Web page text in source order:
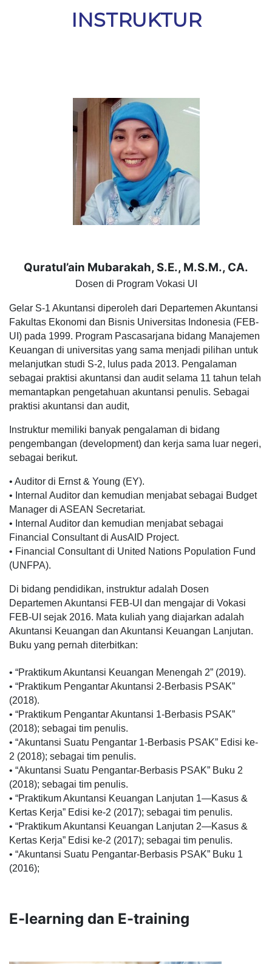
INSTRUKTUR
Quratul’ain Mubarakah, S.E., M.S.M., CA.
Dosen di Program Vokasi UI
Gelar S-1 Akuntansi diperoleh dari Departemen Akuntansi
Fakultas Ekonomi dan Bisnis Universitas Indonesia (FEB-
UI) pada 1999. Program Pascasarjana bidang Manajemen
Keuangan di universitas yang sama menjadi pilihan untuk
melanjutkan studi S-2, lulus pada 2013. Pengalaman
sebagai praktisi akuntansi dan audit selama 11 tahun telah
memantapkan pengetahuan akuntansi penulis. Sebagai
praktisi akuntansi dan audit,
Instruktur memiliki banyak pengalaman di bidang
pengembangan (development) dan kerja sama luar negeri,
sebagai berikut.
• Auditor di Ernst & Young (EY).
• Internal Auditor dan kemudian menjabat sebagai Budget
Manager di ASEAN Secretariat.
• Internal Auditor dan kemudian menjabat sebagai
Financial Consultant di AusAID Project.
• Financial Consultant di United Nations Population Fund
(UNFPA).
Di bidang pendidikan, instruktur adalah Dosen
Departemen Akuntansi FEB-UI dan mengajar di Vokasi
FEB-UI sejak 2016. Mata kuliah yang diajarkan adalah
Akuntansi Keuangan dan Akuntansi Keuangan Lanjutan.
Buku yang pernah diterbitkan:
• “Praktikum Akuntansi Keuangan Menengah 2” (2019).
• “Praktikum Pengantar Akuntansi 2-Berbasis PSAK”
(2018).
• “Praktikum Pengantar Akuntansi 1-Berbasis PSAK”
(2018); sebagai tim penulis.
• “Akuntansi Suatu Pengantar 1-Berbasis PSAK” Edisi ke-
2 (2018); sebagai tim penulis.
• “Akuntansi Suatu Pengantar-Berbasis PSAK” Buku 2
(2018); sebagai tim penulis.
• “Praktikum Akuntansi Keuangan Lanjutan 1—Kasus &
Kertas Kerja” Edisi ke-2 (2017); sebagai tim penulis.
• “Praktikum Akuntansi Keuangan Lanjutan 2—Kasus &
Kertas Kerja” Edisi ke-2 (2017); sebagai tim penulis.
• “Akuntansi Suatu Pengantar-Berbasis PSAK” Buku 1
(2016);
E-learning dan E-training